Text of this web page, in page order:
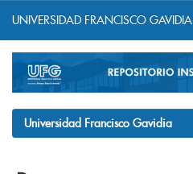
navigation
UNIVERSIDAD FRANCISCO GAVIDIA
Universidad Francisco Gavidia